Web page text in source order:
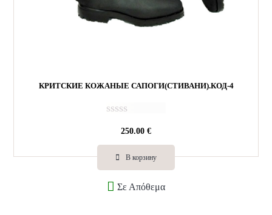
КРИТСКИЕ КОЖАНЫЕ САПОГИ(СТИВАНИ).КОД-4
е
к
0
250.00 €
В корзину
Σε Απόθεμα